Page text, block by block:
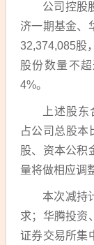
公司控股
济一期基金、
32,374,085股
股份数量不超
4%。
上述股
占公司总股本
股、资本公积
量将做相应调
本次减持
求；华腾投资
证券交易所集